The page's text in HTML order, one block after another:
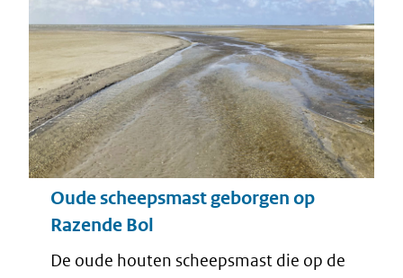
Oude scheepsmast geborgen op
Razende Bol
De oude houten scheepsmast die op de